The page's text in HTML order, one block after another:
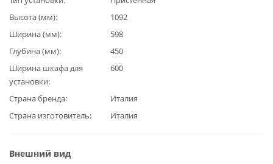
Высота (мм)
1092
Ширина (мм)
598
Глубина (мм)
450
Ширина шкафа для
установки
600
Страна бренда
Италия
Страна изготовитель
Италия
Внешний вид